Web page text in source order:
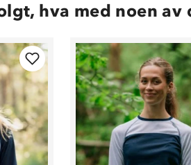
hva med noen av